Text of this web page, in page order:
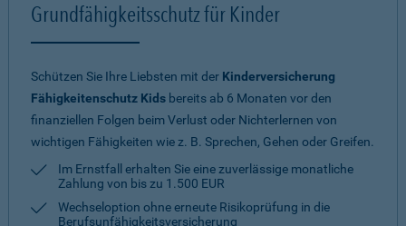
Grundfähigkeitsschutz für Kinder
Schützen Sie Ihre Liebsten mit der Kinderversicherung
Fähigkeitenschutz Kids bereits ab 6 Monaten vor den
finanziellen Folgen beim Verlust oder Nichterlernen von
wichtigen Fähigkeiten wie z. B. Sprechen, Gehen oder Greifen.
Im Ernstfall erhalten Sie eine zuverlässige monatliche
Zahlung von bis zu 1.500 EUR
Wechseloption ohne erneute Risiko­prüfung in die
Berufsunfähigkeitsversicherung